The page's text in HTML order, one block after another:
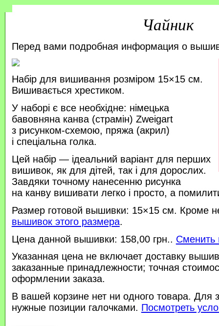
Чайник
Перед вами подробная информация о
Набір для вишивання розміром 15×15 см.
Вишивається хрестиком.
У наборі є все необхідне: німецька
бавовняна канва (страмін) Zweigart
з рисунком-схемою, пряжа (акрил)
і спеціальна голка.
Цей набір — ідеальний варіант для перших
вишивок, як для дітей, так і для дорослих.
Завдяки точному нанесенню рисунка
на канву вишивати легко і просто, а
Размер готовой вышивки: 15×15 см. Кроме
вышивок этого размера.
Цена данной вышивки: 158,00 грн.. Сменить
Указанная цена не включает доставку
заказанные принадлежности; точная
оформлении заказа.
В вашей корзине нет ни одного товара. Для
нужные позиции галочками. Посмотреть